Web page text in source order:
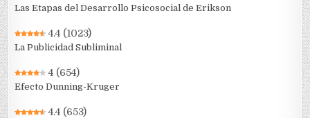
Las Etapas del Desarrollo Psicosocial de Erikson
4.4 (1023)
La Publicidad Subliminal
4 (654)
Efecto Dunning-Kruger
4.4 (653)